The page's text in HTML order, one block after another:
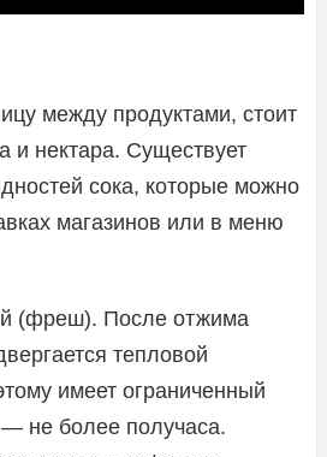
между продуктами, стоит
и нектара. Существует
сока, которые можно
магазинов или в меню
(фреш). После отжима
тепловой
имеет ограниченный
— не более получаса.